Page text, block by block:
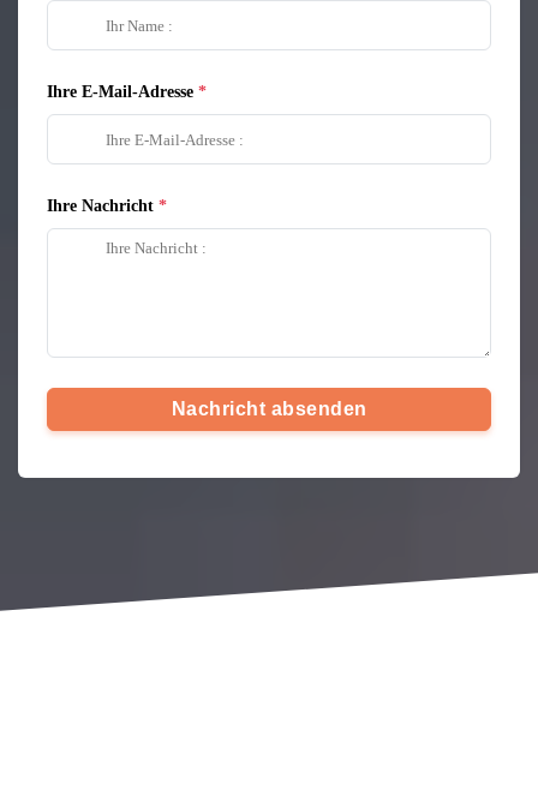
Ihre E-Mail-Adresse
Ihre Nachricht
Nachricht absenden